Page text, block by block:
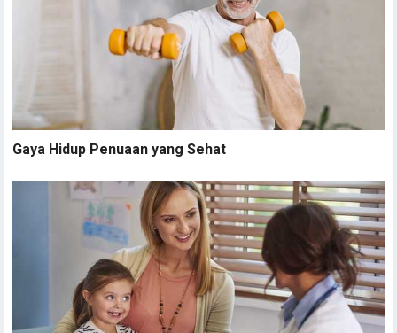
Gaya Hidup Penuaan yang Sehat